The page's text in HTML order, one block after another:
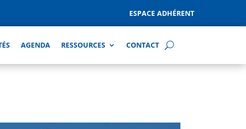
ESPACE ADHÉRENT
AGENDA RESSOURCES CONTACT